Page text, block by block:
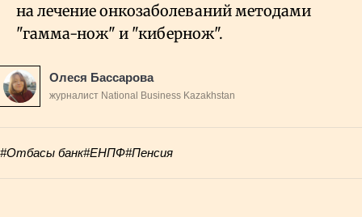
на лечение онкозаболеваний методами
"гамма-нож" и "кибернож".
Олеся Бассарова
журналист National Business Kazakhstan
#Отбасы банк#ЕНПФ#Пенсия